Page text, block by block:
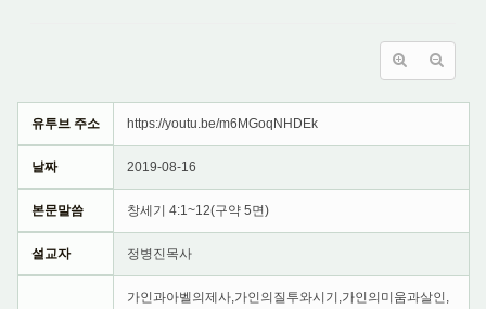
유투브 주소 https://youtu.be/m6MGoqNHDEk
날짜 2019-08-16
본문말씀 창세기 4:1~12(구약 5면)
설교자 정병진목사
가인과아벨의제사,가인의질투와시기,가인의미움과살인,